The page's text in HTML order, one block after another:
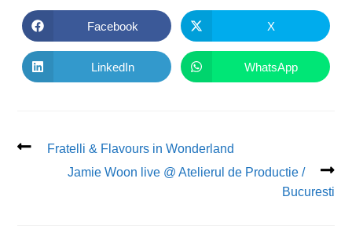
Facebook X
LinkedIn WhatsApp
Fratelli & Flavours in Wonderland
Jamie Woon live @ Atelierul de Productie /
Bucuresti